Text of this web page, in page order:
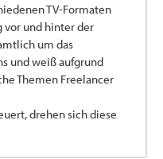
TV-Formaten
vor und hinter der
um das
und weiß aufgrund
Themen Freelancer
drehen sich diese